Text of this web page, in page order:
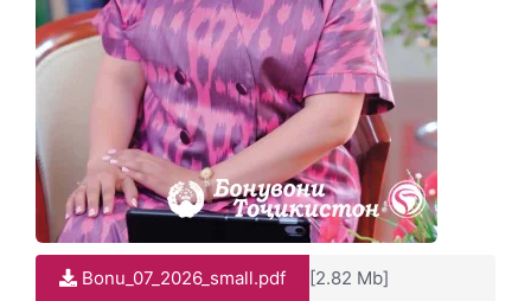
Bonu_07_2026_small.pdf [2.82 Mb]